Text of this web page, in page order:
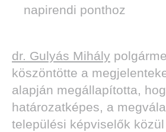
napirendi ponthoz
dr. Gulyás Mihály
köszöntötte a
alapján megállapította,
határozatképes, a
települési képviselők